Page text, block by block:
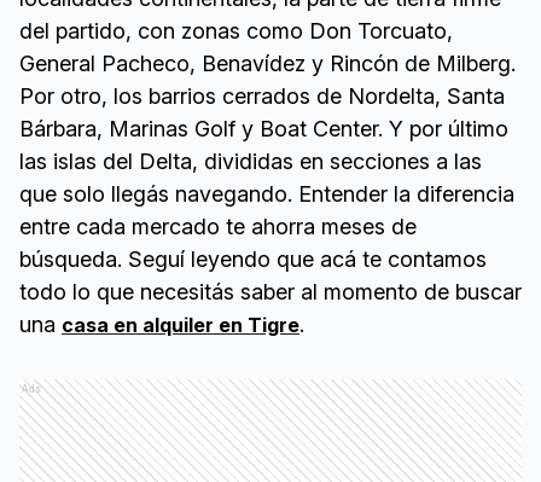
del partido, con zonas como Don Torcuato,
General Pacheco, Benavídez y Rincón de Milberg.
Por otro, los barrios cerrados de Nordelta, Santa
Bárbara, Marinas Golf y Boat Center. Y por último
las islas del Delta, divididas en secciones a las
que solo llegás navegando. Entender la diferencia
entre cada mercado te ahorra meses de
búsqueda. Seguí leyendo que acá te contamos
todo lo que necesitás saber al momento de buscar
una casa en alquiler en Tigre.
Ads